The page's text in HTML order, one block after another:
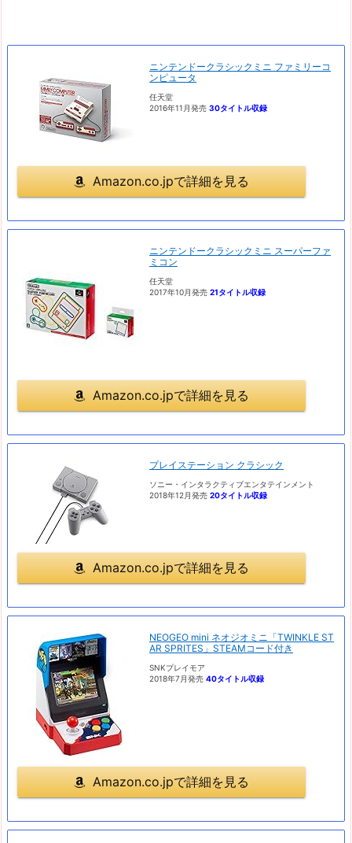
ニンテンドークラシックミニ ファミリーコ
ンピュータ
任天堂
2016年11月発売 30タイトル収録
Amazon.co.jpで詳細を見る
ニンテンドークラシックミニ スーパーファ
ミコン
任天堂
2017年10月発売 21タイトル収録
Amazon.co.jpで詳細を見る
プレイステーション クラシック
ソニー・インタラクティブエンタテインメント
2018年12月発売 20タイトル収録
Amazon.co.jpで詳細を見る
NEOGEO mini ネオジオミニ「TWINKLE ST
AR SPRITES」STEAMコード付き
SNKプレイモア
2018年7月発売 40タイトル収録
Amazon.co.jpで詳細を見る